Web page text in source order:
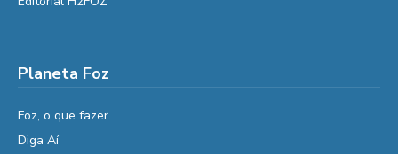
Planeta Foz
Foz, o que fazer
Diga Aí